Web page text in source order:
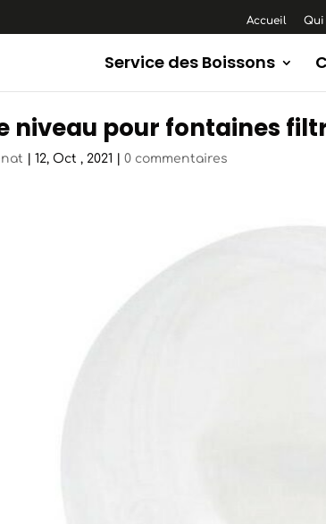
Accueil Qui
Service des Boissons
niveau pour fontaines
12, Oct , 2021 0 commentaires